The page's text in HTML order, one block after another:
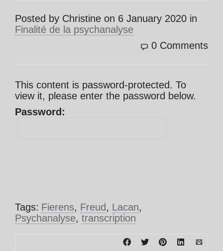
Posted by Christine on 6 January 2020 in
Finalité de la psychanalyse
0 Comments
This content is password-protected. To
view it, please enter the password below.
Password:
Tags: Fierens, Freud, Lacan,
Psychanalyse, transcription